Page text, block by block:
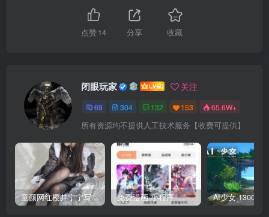
点赞14 分享 收藏
闭眼玩家 关注
69 304 132 153 65.6W+
所有资源均不提供人工技术服务【收费可提供】
童颜网红樱井宁宁写真集套图 免费漫画 小程序